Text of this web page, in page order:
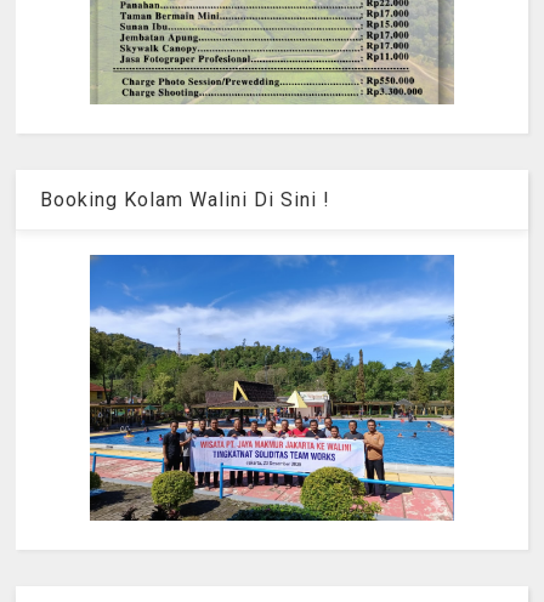
Booking Kolam Walini Di Sini !